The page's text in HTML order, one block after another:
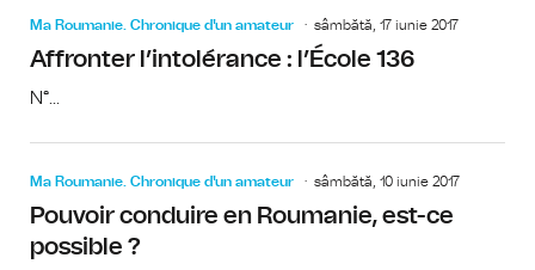
Ma Roumanie. Chronique d'un amateur sâmbătă, 17 iunie 2017
Affronter l’intolérance : l’École 136
N°...
Ma Roumanie. Chronique d'un amateur sâmbătă, 10 iunie 2017
Pouvoir conduire en Roumanie, est-ce
possible ?